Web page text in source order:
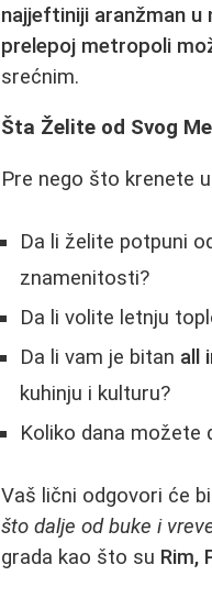
najjeftiniji aranžman
prelepoj metropoli
srećnim.
Šta Želite od Svog
Pre nego što krenete
Da li želite potpuni
znamenitosti?
Da li volite letnju
Da li vam je bitan all
kuhinju i kulturu?
Koliko dana možete
Vaš lični odgovori će
što dalje od buke i
grada kao što su Rim,